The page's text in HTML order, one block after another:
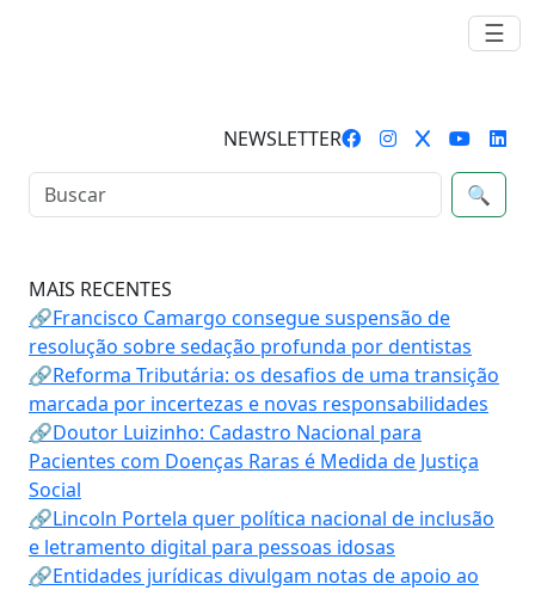
☰
NEWSLETTER
🔍
MAIS RECENTES
🔗Francisco Camargo consegue suspensão de
resolução sobre sedação profunda por dentistas
🔗Reforma Tributária: os desafios de uma transição
marcada por incertezas e novas responsabilidades
🔗Doutor Luizinho: Cadastro Nacional para
Pacientes com Doenças Raras é Medida de Justiça
Social
🔗Lincoln Portela quer política nacional de inclusão
e letramento digital para pessoas idosas
🔗Entidades jurídicas divulgam notas de apoio ao